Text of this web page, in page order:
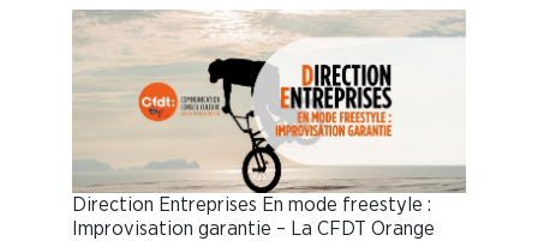
Direction Entreprises En mode freestyle :
Improvisation garantie – La CFDT Orange